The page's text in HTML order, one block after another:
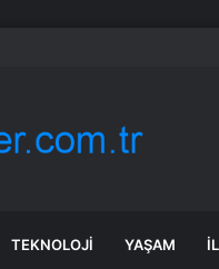
TEKNOLOJI YAŞAM